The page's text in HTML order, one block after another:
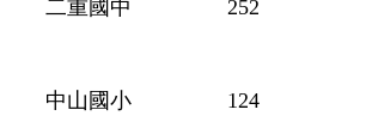
二重國中 252
中山國小 124